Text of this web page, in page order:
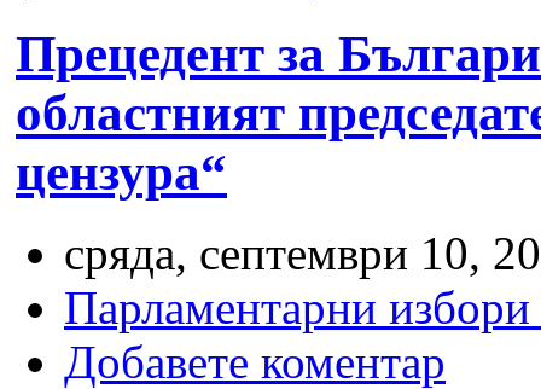
Прецедент за
областният
цензура“
сряда, септември 10,
Парламентарни
Добавете коментар